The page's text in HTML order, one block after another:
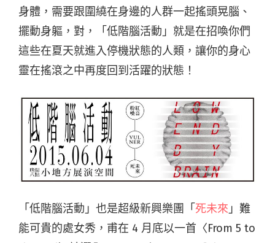
身體，需要跟圍繞在身邊的人群一起搖頭晃腦、
擺動身軀，對，「低階腦活動」就是在招喚你們
這些在夏天就進入停機狀態的人類，讓你的身心
靈在搖滾之中再度回到活躍的狀態！
「低階腦活動」也是超級新興樂團「 死未來」難
能可貴的處女秀，甫在 4 月底以一首〈From 5 to